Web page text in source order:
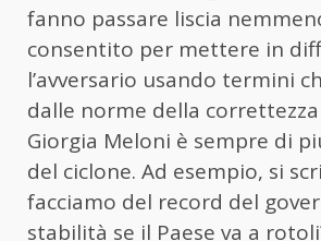
fanno passare liscia
consentito per mettere in
l’avversario usando termini
dalle norme della
Giorgia Meloni è sempre di
del ciclone. Ad esempio, si
facciamo del record del
stabilità se il Paese va a